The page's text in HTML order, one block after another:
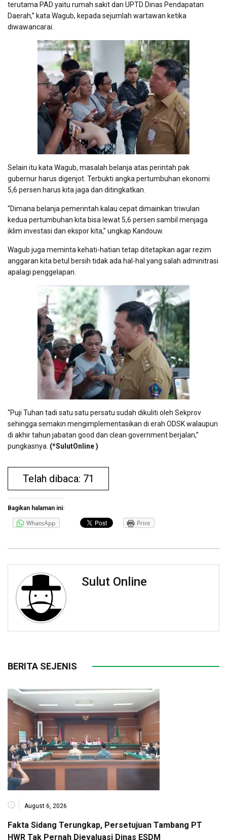
terutama PAD yaitu rumah sakit dan UPTD Dinas Pendapatan
Daerah,” kata Wagub, kepada sejumlah wartawan ketika
diwawancarai.
Selain itu kata Wagub, masalah belanja atas perintah pak
gubernur harus digenjot. Terbukti angka pertumbuhan ekonomi
5,6 persen harus kita jaga dan ditingkatkan.
“Dimana belanja pemerintah kalau cepat dimainkan triwulan
kedua pertumbuhan kita bisa lewat 5,6 persen sambil menjaga
iklim investasi dan ekspor kita,” ungkap Kandouw.
Wagub juga meminta kehati-hatian tetap ditetapkan agar rezim
anggaran kita betul bersih tidak ada hal-hal yang salah adminitrasi
apalagi penggelapan.
“Puji Tuhan tadi satu satu persatu sudah dikuliti oleh Sekprov
sehingga semakin mengimplementasikan di erah ODSK walaupun
di akhir tahun jabatan good dan clean government berjalan,”
pungkasnya. (*SulutOnline )
Telah dibaca: 71
Bagikan halaman ini:
WhatsApp Print
Sulut Online
BERITA SEJENIS
August 6, 2026
Fakta Sidang Terungkap, Persetujuan Tambang PT
HWR Tak Pernah Dievaluasi Dinas ESDM